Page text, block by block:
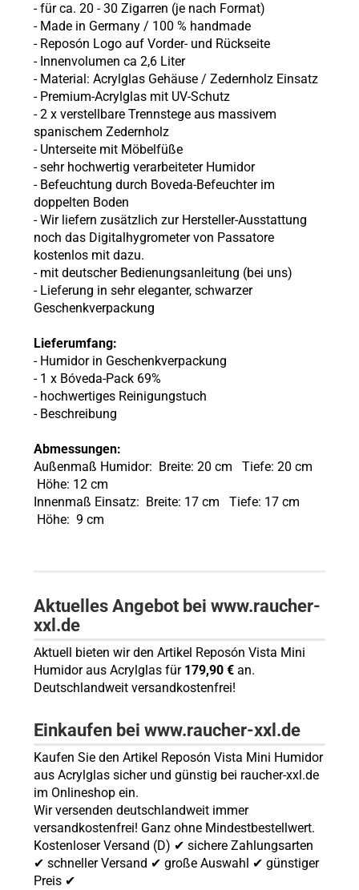
- für ca. 20 - 30 Zigarren (je nach Format)
- Made in Germany / 100 % handmade
- Reposón Logo auf Vorder- und Rückseite
- Innenvolumen ca 2,6 Liter
- Material: Acrylglas Gehäuse / Zedernholz Einsatz
- Premium-Acrylglas mit UV-Schutz
- 2 x verstellbare Trennstege aus massivem
spanischem Zedernholz
- Unterseite mit Möbelfüße
- sehr hochwertig verarbeiteter Humidor
- Befeuchtung durch Boveda-Befeuchter im
doppelten Boden
- Wir liefern zusätzlich zur Hersteller-Ausstattung
noch das Digitalhygrometer von Passatore
kostenlos mit dazu.
- mit deutscher Bedienungsanleitung (bei uns)
- Lieferung in sehr eleganter, schwarzer
Geschenkverpackung
Lieferumfang:
- Humidor in Geschenkverpackung
- 1 x Bóveda-Pack 69%
- hochwertiges Reinigungstuch
- Beschreibung
Abmessungen:
Außenmaß Humidor: Breite: 20 cm Tiefe: 20 cm
Höhe: 12 cm
Innenmaß Einsatz: Breite: 17 cm Tiefe: 17 cm
Höhe: 9 cm
Aktuelles Angebot bei www.raucher-
xxl.de
Aktuell bieten wir den Artikel Reposón Vista Mini
Humidor aus Acrylglas für 179,90 €an.
Deutschlandweit versandkostenfrei!
Einkaufen bei www.raucher-xxl.de
Kaufen Sie den Artikel Reposón Vista Mini Humidor
aus Acrylglas sicher und günstig bei raucher-xxl.de
im Onlineshop ein.
Wir versenden deutschlandweit immer
versandkostenfrei! Ganz ohne Mindestbestellwert.
Kostenloser Versand (D) ✔ sichere Zahlungsarten
✔ schneller Versand ✔ große Auswahl ✔ günstiger
Preis ✔